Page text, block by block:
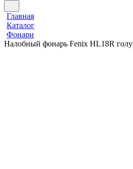
Главная
Каталог
Фонари
Налобный фонарь Fenix HL18R